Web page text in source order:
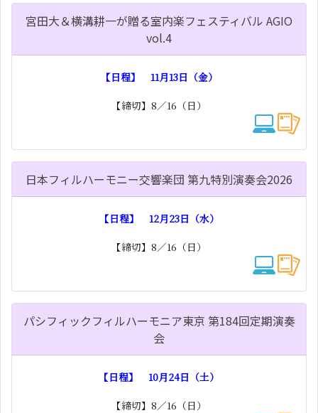
宮田大＆横溝耕一が贈る室内楽フェスティバル AGIO
vol.4
【日程】 11月13日（金）
【締切】8／16（日）
日本フィルハーモニー交響楽団 第九特別演奏会2026
【日程】 12月23日（水）
【締切】8／16（日）
パシフィックフィルハーモニア東京 第184回定期演奏
会
【日程】 10月24日（土）
【締切】8／16（日）